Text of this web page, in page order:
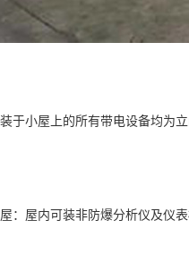
于小屋上的所有带电设备均为
：屋内可装非防爆分析仪及仪